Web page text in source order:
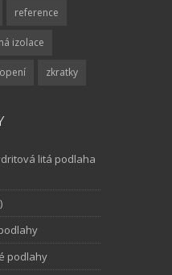
reference
izolace
zkratky
litá podlaha
podlahy